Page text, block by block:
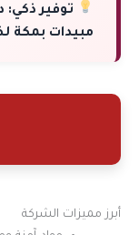
توفير ذكي:
مبيدات بمكة
أبرز مميزات الشركة